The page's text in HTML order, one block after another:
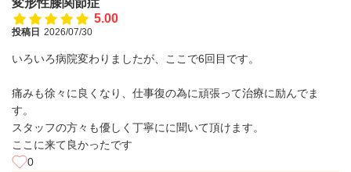
変形性膝関節症
5.00
投稿日 2026/07/30
いろいろ病院変わりましたが、ここで6回目です。
痛みも徐々に良くなり、仕事復の為に頑張って治療に励んでま
す。
スタッフの方々も優しく丁寧にに聞いて頂けます。
ここに来て良かったです
0